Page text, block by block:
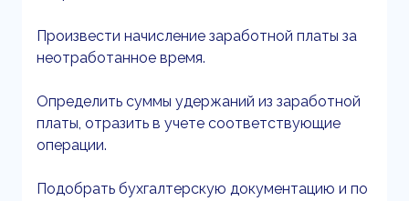
Произвести начисление заработной платы за
неотработанное время.
Определить суммы удержаний из заработной
платы, отразить в учете соответствующие
операции.
Подобрать бухгалтерскую документацию и по